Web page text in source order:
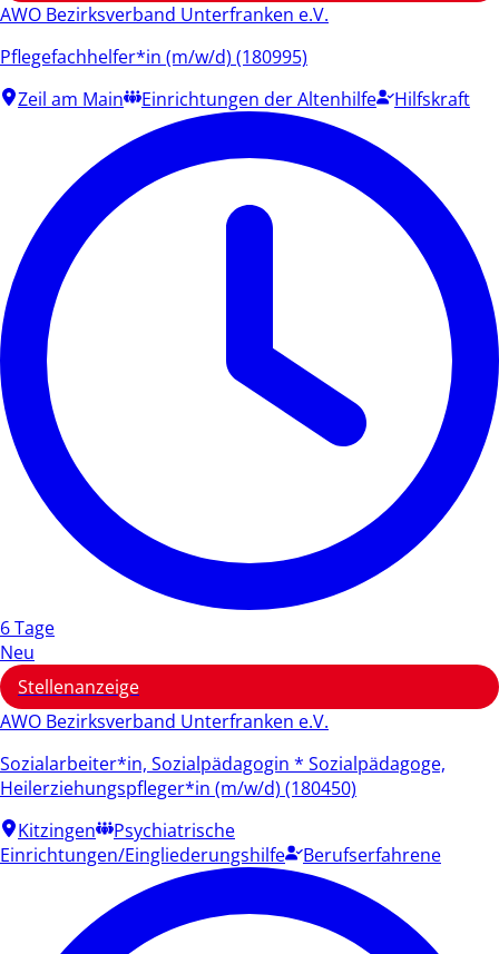
AWO Bezirksverband Unterfranken e.V.
Pflegefachhelfer*in (m/w/d) (180995)
Zeil am Main
Einrichtungen der Altenhilfe Hilfskraft
6 Tage
Neu
Stellenanzeige
AWO Bezirksverband Unterfranken e.V.
Sozialarbeiter*in, Sozialpädagogin * Sozialpädagoge,
Heilerziehungspfleger*in (m/w/d) (180450)
Kitzingen
Psychiatrische
Einrichtungen/Eingliederungshilfe
Berufserfahrene